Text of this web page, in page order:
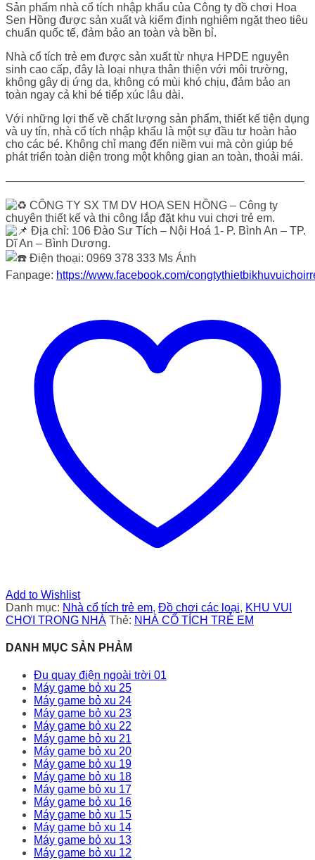
Sản phẩm nhà cổ tích nhập khẩu của Công ty đồ chơi Hoa
Sen Hồng được sản xuất và kiểm định nghiêm ngặt theo tiêu
chuẩn quốc tế, đảm bảo an toàn và bền bỉ.
Nhà cổ tích trẻ em được sản xuất từ nhựa HPDE nguyên
sinh cao cấp, đây là loại nhựa thân thiện với môi trường,
không gây dị ứng da, không có mùi khó chịu, đảm bảo an
toàn ngay cả khi bé tiếp xúc lâu dài.
Với những lợi thế về chất lượng sản phẩm, thiết kế tiện dụng
và uy tín, nhà cổ tích nhập khẩu là một sự đầu tư hoàn hảo
cho các bé. Không chỉ mang đến niềm vui mà còn giúp bé
phát triển toàn diện trong một không gian an toàn, thoải mái.
——————————————————————————–
CÔNG TY SX TM DV HOA SEN HỒNG – Công ty
chuyên thiết kế và thi công lắp đặt khu vui chơi trẻ em.
Địa chỉ: 106 Đào Sư Tích – Nội Hoá 1- P. Bình An – TP.
Dĩ An – Bình Dương.
Điện thoại: 0969 378 333 Ms Ánh
Fanpage: https://www.facebook.com/
Add to Wishlist
Danh mục: Nhà cổ tích trẻ em, Đồ chơi các loại, KHU VUI
CHƠI TRONG NHÀ Thẻ: NHÀ CỔ TÍCH TRẺ EM
DANH MỤC SẢN PHẢM
Đu quay điện ngoài trời 01
Máy game bỏ xu 25
Máy game bỏ xu 24
Máy game bỏ xu 23
Máy game bỏ xu 22
Máy game bỏ xu 21
Máy game bỏ xu 20
Máy game bỏ xu 19
Máy game bỏ xu 18
Máy game bỏ xu 17
Máy game bỏ xu 16
Máy game bỏ xu 15
Máy game bỏ xu 14
Máy game bỏ xu 13
Máy game bỏ xu 12